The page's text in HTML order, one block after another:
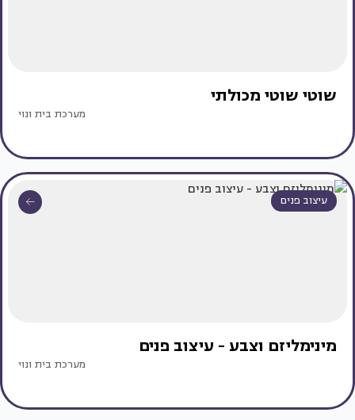
שוטי שוטי מכולתי
מערכת בית ונוי
עיצוב פנים
מינימליזם וצבע - עיצוב פנים
מערכת בית ונוי